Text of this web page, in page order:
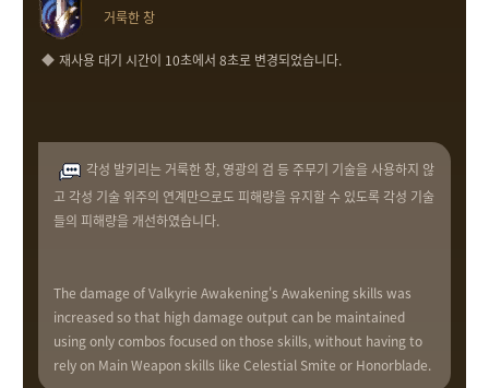
거룩한 창
재사용 대기 시간이 10초에서 8초로 변경되었습니다.
각성 발키리는 거룩한 창, 영광의 검 등 주무기 기술을 사용하지 않
고 각성 기술 위주의 연계만으로도 피해량을 유지할 수 있도록 각성 기술
들의 피해량을 개선하였습니다.
The damage of Valkyrie Awakening's Awakening skills was
increased so that high damage output can be maintained
using only combos focused on those skills, without having to
rely on Main Weapon skills like Celestial Smite or Honorblade.